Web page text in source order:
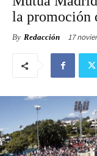
la promoción
By Redacción 17